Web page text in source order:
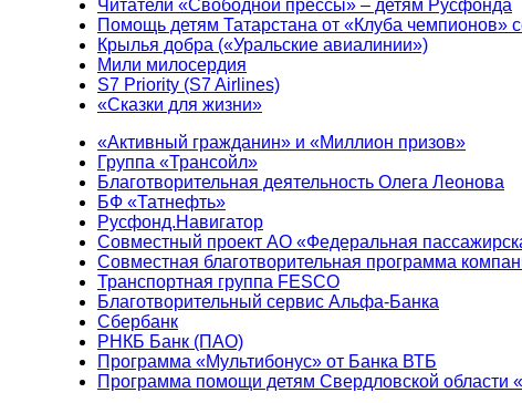
Читатели «Свободной прессы» – детям Русфонда
Помощь детям Татарстана от «Клуба чемпионов»
Крылья добра («Уральские авиалинии»)
Мили милосердия
S7 Priority (S7 Airlines)
«Сказки для жизни»
«Активный гражданин» и «Миллион призов»
Группа «Трансойл»
Благотворительная деятельность Олега Леонова
БФ «Татнефть»
Русфонд.Навигатор
Совместный проект АО «Федеральная
Совместная благотворительная программа
Транспортная группа FESCO
Благотворительный сервис Альфа-Банка
Сбербанк
РНКБ Банк (ПАО)
Программа «Мультибонус» от Банка ВТБ
Программа помощи детям Свердловской области